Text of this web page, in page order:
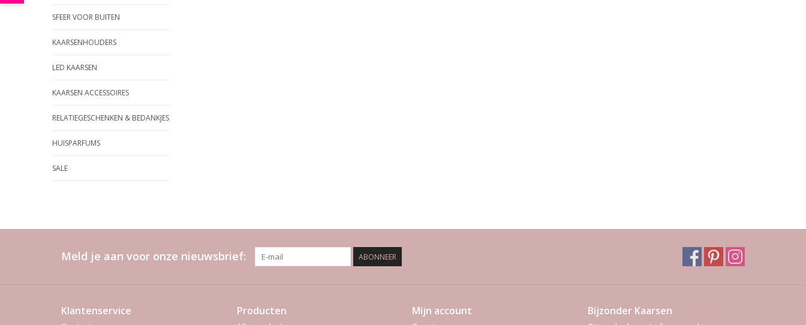
SFEER VOOR BUITEN
KAARSENHOUDERS
LED KAARSEN
KAARSEN ACCESSOIRES
RELATIEGESCHENKEN & BEDANKJES
HUISPARFUMS
SALE
Meld je aan voor onze nieuwsbrief: ABONNEER
Klantenservice Producten Mijn account Bijzonder Kaarsen